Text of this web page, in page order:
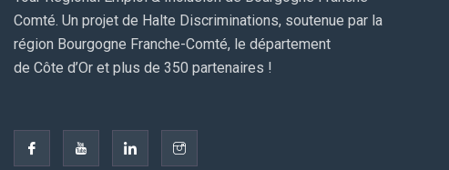
Comté. Un projet de Halte Discriminations, soutenue par la
région Bourgogne Franche-Comté, le département
de Côte d’Or et plus de 350 partenaires !